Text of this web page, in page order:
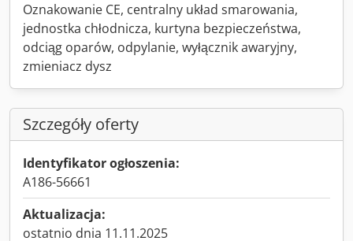
Oznakowanie CE, centralny układ smarowania,
jednostka chłodnicza, kurtyna bezpieczeństwa,
odciąg oparów, odpylanie, wyłącznik awaryjny,
zmieniacz dysz
Szczegóły oferty
Identyfikator ogłoszenia:
A186-56661
Aktualizacja:
ostatnio dnia 11.11.2025